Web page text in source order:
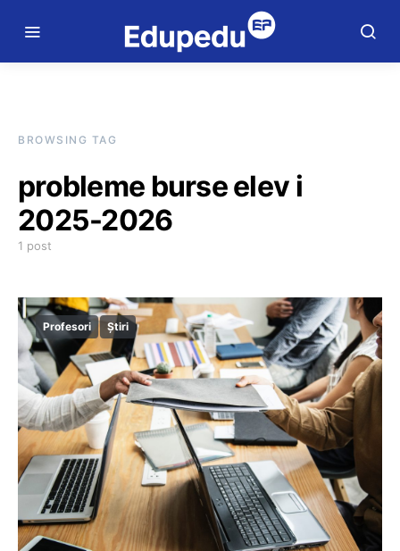
BROWSING TAG
probleme burse elev i
2025-2026
1 post
Profesori Știri